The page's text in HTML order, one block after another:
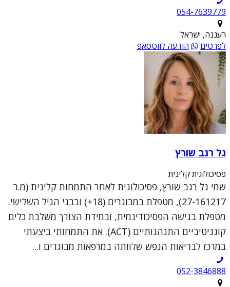
054-7639779
רעננה, ישראל
לפרטים
הודעה לווטסאפ
גל רגב שורץ
פסיכולוגית קלינית
שמי גל רגב שורץ, פסיכולוגית לאחר התמחות קלינית (מ.ר
27-161217), מטפלת במבוגרים (18+) ובבני הגיל השלישי.
מטפלת בגישה הפסיכודינמית, ובמידת הצורך משלבת כלים
קוגניטיביים התנהגותיים (ACT). את התמחותי ביצעתי
במרכז לבריאות הנפש שלוותה במרפאות מבוגרים ו...
052-3846888